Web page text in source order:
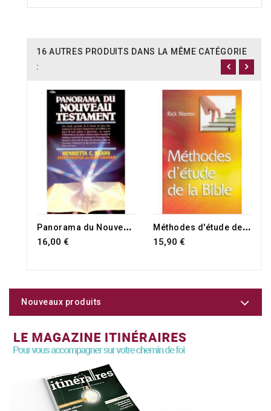
16 AUTRES PRODUITS DANS LA MÊME CATÉGORIE
:
P
anorama du Nouveau Testament
16,00 €
M
éthodes d'étude de la Bible
15,90 €
Nouveaux produits